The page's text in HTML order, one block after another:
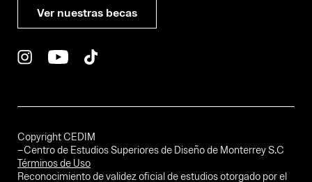
Ver nuestras becas
Copyright CEDIM
–Centro de Estudios Superiores de Diseño de Monterrey S.C
Términos de Uso
Reconocimiento de validez oficial de estudios otorgado por el